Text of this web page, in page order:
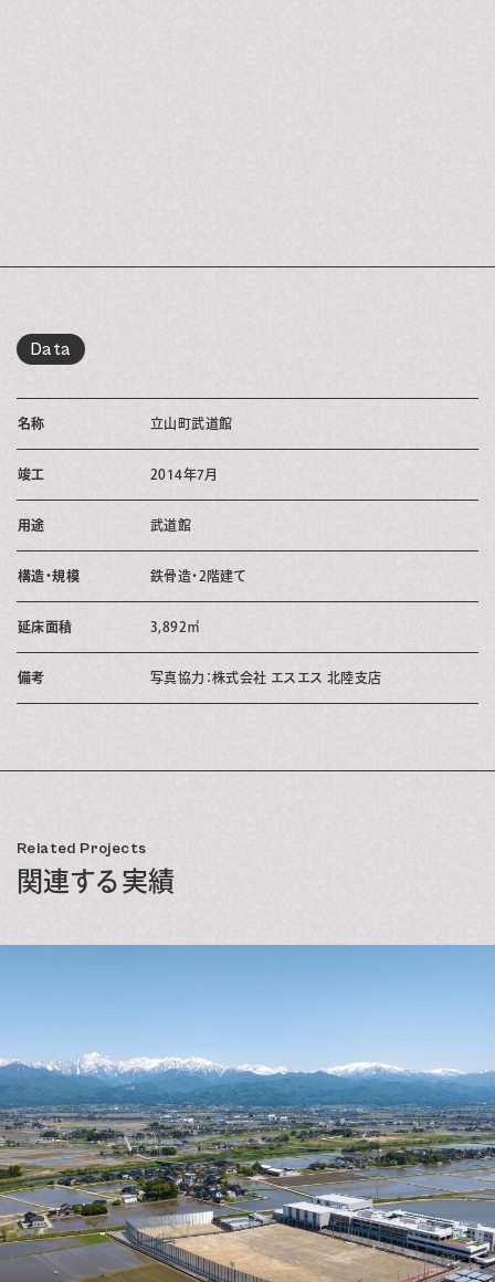
Data
名称 立山町武道館
竣工 2014年7月
用途 武道館
構造・規模 鉄骨造・2階建て
延床面積 3,892㎡
備考 写真協力：株式会社 エスエス 北陸支店
Related Projects
関連する実績